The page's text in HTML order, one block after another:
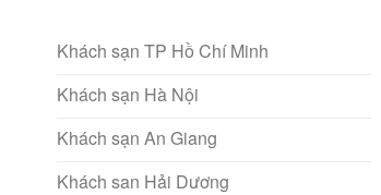
Khách sạn TP Hồ Chí Minh
Khách sạn Hà Nội
Khách sạn An Giang
Khách san Hải Dương